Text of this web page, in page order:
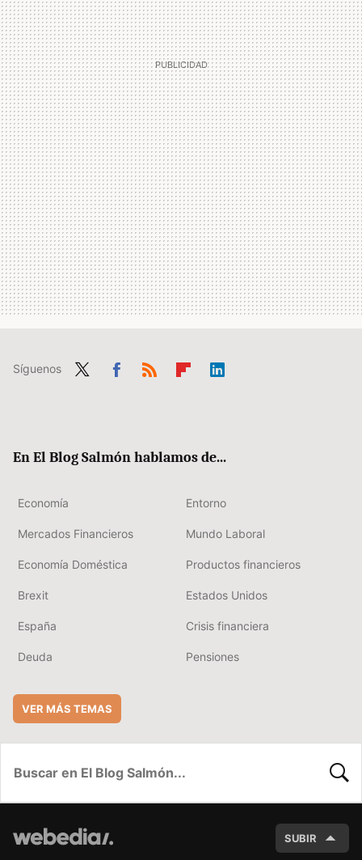
Síguenos
En El Blog Salmón hablamos de...
Economía Entorno
Mercados Financieros Mundo Laboral
Economía Doméstica Productos financieros
Brexit Estados Unidos
España Crisis financiera
Deuda Pensiones
VER MÁS TEMAS
SUBIR